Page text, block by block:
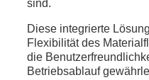
sind.
Diese integrierte
Flexibilität des
die
Betriebsablauf